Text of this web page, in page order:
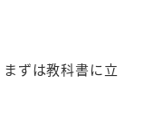
ずは教科書に立